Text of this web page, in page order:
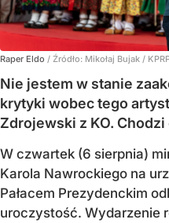
Raper Eldo / Źródło: Mikołaj Bujak /
Nie jestem w stanie
krytyki wobec tego
Zdrojewski z KO. Chodzi
W czwartek (6 sierpnia)
Karola Nawrockiego na
Pałacem Prezydenckim
uroczystość. Wydarzenie